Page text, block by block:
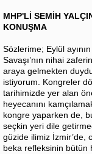
MHP'Lİ SEMİH
KONUŞMA
Sözlerime; Eylül
Savaşı’nın nihai
araya gelmekten
istiyorum. Kongreler
tarihimizde yer alan
heyecanını
kongre yaparken de,
seçkin yeri dile
güzide ilimiz İzmir’de,
beka refleksinin bütün